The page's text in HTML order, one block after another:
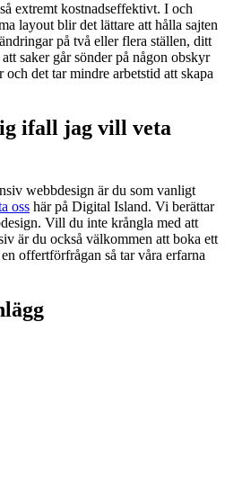
extremt kostnadseffektivt. I och
layout blir det lättare att hålla sajten
på två eller flera ställen, ditt
saker går sönder på någon obskyr
det tar mindre arbetstid att skapa
ifall jag vill veta
webbdesign är du som vanligt
oss här på Digital Island. Vi berättar
Vill du inte krångla med att
är du också välkommen att boka ett
offertförfrågan så tar våra erfarna